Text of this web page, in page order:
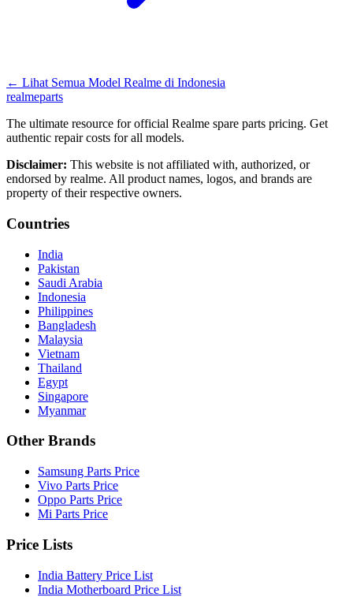
← Lihat Semua Model Realme di Indonesia
realmeparts
The ultimate resource for official Realme spare parts pricing. Get
authentic repair costs for all models.
Disclaimer: This website is not affiliated with, authorized, or
endorsed by realme. All product names, logos, and brands are
property of their respective owners.
Countries
India
Pakistan
Saudi Arabia
Indonesia
Philippines
Bangladesh
Malaysia
Vietnam
Thailand
Egypt
Singapore
Myanmar
Other Brands
Samsung Parts Price
Vivo Parts Price
Oppo Parts Price
Mi Parts Price
Price Lists
India Battery Price List
India Motherboard Price List